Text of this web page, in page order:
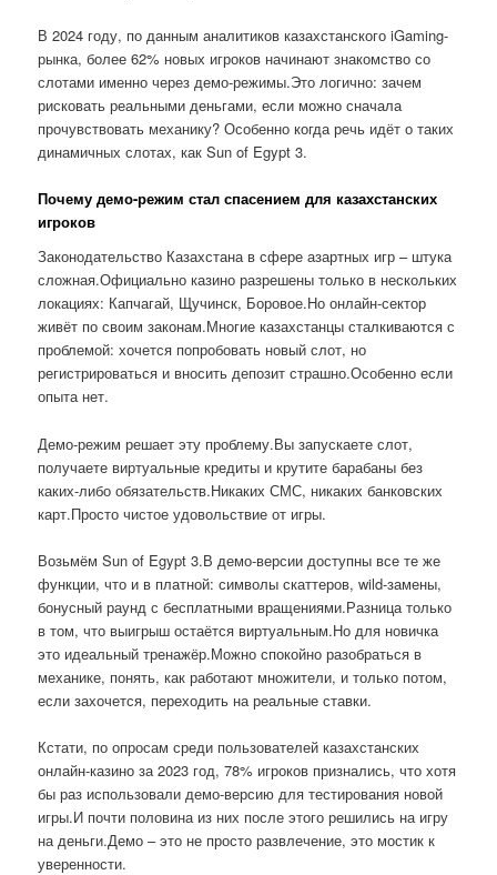
В 2024 году, по данным аналитиков казахстанского iGaming-
рынка, более 62% новых игроков начинают знакомство со
слотами именно через демо-режимы.Это логично: зачем
рисковать реальными деньгами, если можно сначала
прочувствовать механику? Особенно когда речь идёт о таких
динамичных слотах, как Sun of Egypt 3.
Почему демо-режим стал спасением для казахстанских
игроков
Законодательство Казахстана в сфере азартных игр – штука
сложная.Официально казино разрешены только в нескольких
локациях: Капчагай, Щучинск, Боровое.Но онлайн-сектор
живёт по своим законам.Многие казахстанцы сталкиваются с
проблемой: хочется попробовать новый слот, но
регистрироваться и вносить депозит страшно.Особенно если
опыта нет.
Демо-режим решает эту проблему.Вы запускаете слот,
получаете виртуальные кредиты и крутите барабаны без
каких-либо обязательств.Никаких СМС, никаких банковских
карт.Просто чистое удовольствие от игры.
Возьмём Sun of Egypt 3.В демо-версии доступны все те же
функции, что и в платной: символы скаттеров, wild-замены,
бонусный раунд с бесплатными вращениями.Разница только
в том, что выигрыш остаётся виртуальным.Но для новичка
это идеальный тренажёр.Можно спокойно разобраться в
механике, понять, как работают множители, и только потом,
если захочется, переходить на реальные ставки.
Кстати, по опросам среди пользователей казахстанских
онлайн-казино за 2023 год, 78% игроков признались, что хотя
бы раз использовали демо-версию для тестирования новой
игры.И почти половина из них после этого решились на игру
на деньги.Демо – это не просто развлечение, это мостик к
уверенности.